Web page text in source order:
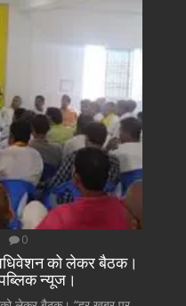
0
को लेकर बैठक।
न्यूज।